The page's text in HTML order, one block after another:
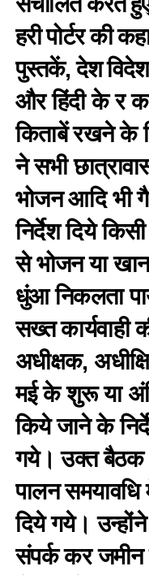
हरी पोर्टर की
पुस्तकें, देश
और हिंदी के र
किताबें रखने के
ने सभी
भोजन आदि भी
निर्देश दिये
से भोजन या
धुंआ निकलता
सख्त कार्यवाही
अधीक्षक,
मई के शुरू या
किये जाने के
गये। उक्त बैठक
पालन
दिये गये।
संपर्क कर